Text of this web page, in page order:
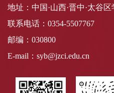
地址：中国·山西·晋中·太谷
联系电话：0354-5507767
邮编：030800
E-mail：syb@jzci.edu.cn